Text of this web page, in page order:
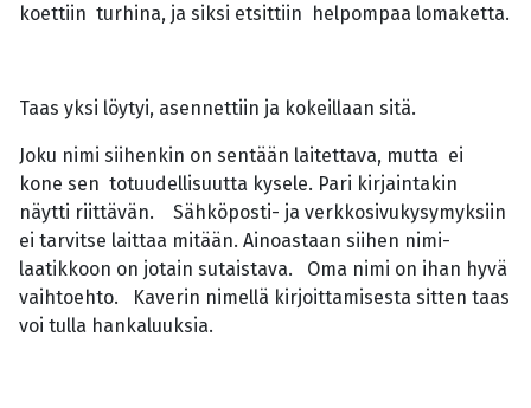
koettiin turhina, ja siksi etsittiin helpompaa lomaketta.
Taas yksi löytyi, asennettiin ja kokeillaan sitä.
Joku nimi siihenkin on sentään laitettava, mutta ei
kone sen totuudellisuutta kysele. Pari kirjaintakin
näytti riittävän. Sähköposti- ja verkkosivukysymyksiin
ei tarvitse laittaa mitään. Ainoastaan siihen nimi-
laatikkoon on jotain sutaistava. Oma nimi on ihan hyvä
vaihtoehto. Kaverin nimellä kirjoittamisesta sitten taas
voi tulla hankaluuksia.